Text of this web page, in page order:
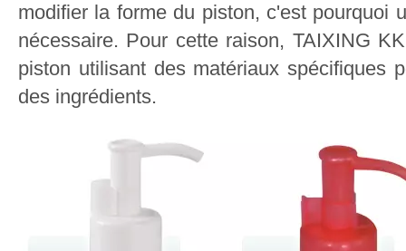
modifier la forme du piston, c'est pourquoi
nécessaire. Pour cette raison, TAIXING
piston utilisant des matériaux spécifiques
des ingrédients.